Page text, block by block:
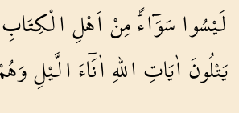
لَيْسُواسَوَٓاءًۜمِنْاَهْلِالْكِتَابِ
يَتْلُونَاٰيَاتِاللّٰهِاٰنَٓاءَالَّيْلِ